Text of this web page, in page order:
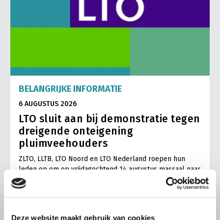
Deze website maakt gebruik van cookies
BELANGRIJKE INFORMATIE
6 AUGUSTUS 2026
LTO sluit aan bij demonstratie tegen
dreigende onteigening
pluimveehouders
ZLTO, LLTB, LTO Noord en LTO Nederland roepen hun
leden op om op vrijdagochtend 14 augustus massaal naar
het voorplein van het provinciehuis in Den Bosch te
komen…